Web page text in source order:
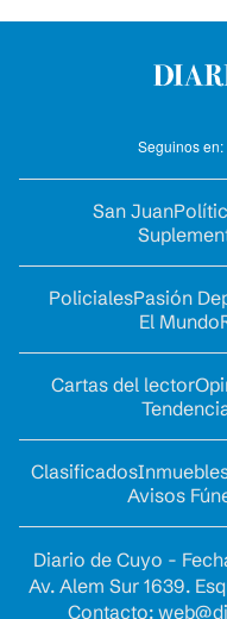
Seguinos en:
San Juan
PolicialesPasión
El Mundo
Cartas del lector
Clasificados
Avisos
Diario de Cuyo -
Av. Alem Sur 1639.
Contacto: